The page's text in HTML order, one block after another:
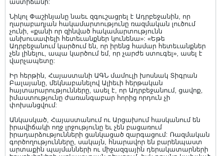
աստիճանի:
Նիկոլ Փաշինյանը նաեւ զգուշացրել է Ադրբեջանին, որ
ղարաբաղյան հակամարտությունը ռազմական լուծում
չունի, «քանի որ զինված հակամարտությունն
անխուսափելի հետեւանքներ կունենա»: «Եթե
Ադրբեջանում կարծում են, որ իրենց համար հետեւանքներ
չեն լինելու, ապա կարծում եմ, որ չարժե ստուգել», ասել է
վարչապետը:
Իր հերթին, Հայաստանի ԱԳՆ մամուլի խոսնակ Տիգրան
Բալայանը, մեկնաբանելով Ալիեւի հերթական
հայտարարությունները, ասել է, որ Ադրբեջանում, ցավոք,
իմաստությունը ժառանգաբար հորից որդուն չի
փոխանցվում:
Անկասկած, Հայաստանում ու Արցախում հասկանում են
իրավիճակի ողջ լրջությունը եւ չեն բացառում
իրադարձությունների ցանկացած զարգացում: Ռազմական
գործողությունները, սակայն, հնարավոր են բարենպաստ
արտաքին պայմանների ու միջազգային դերակատարների